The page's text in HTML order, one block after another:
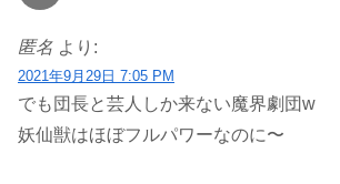
匿名 より:
2021年9月29日 7:05 PM
でも団長と芸人しか来ない魔界劇団w
妖仙獣はほぼフルパワーなのに〜